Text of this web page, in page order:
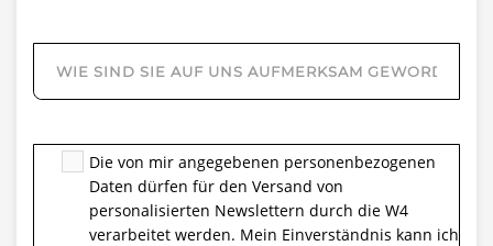
Die von mir angegebenen personenbezogenen
Daten dürfen für den Versand von
personalisierten Newslettern durch die W4
verarbeitet werden. Mein Einverständnis kann ich